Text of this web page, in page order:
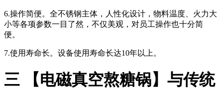
6.操作简便。全不锈钢主体，人性化设计，物料温度、火力大
小等各项参数一目了然，不仅美观，对员工操作也十分简
便。
7.使用寿命长。设备使用寿命长达10年以上。
三 【电磁真空熬糖锅】与传统